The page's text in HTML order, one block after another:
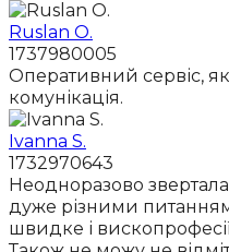
Ruslan O.
1737980005
Оперативний сервіс,
комунікація.
Ivanna S.
1732970643
Неодноразово
дуже різними
швидке і